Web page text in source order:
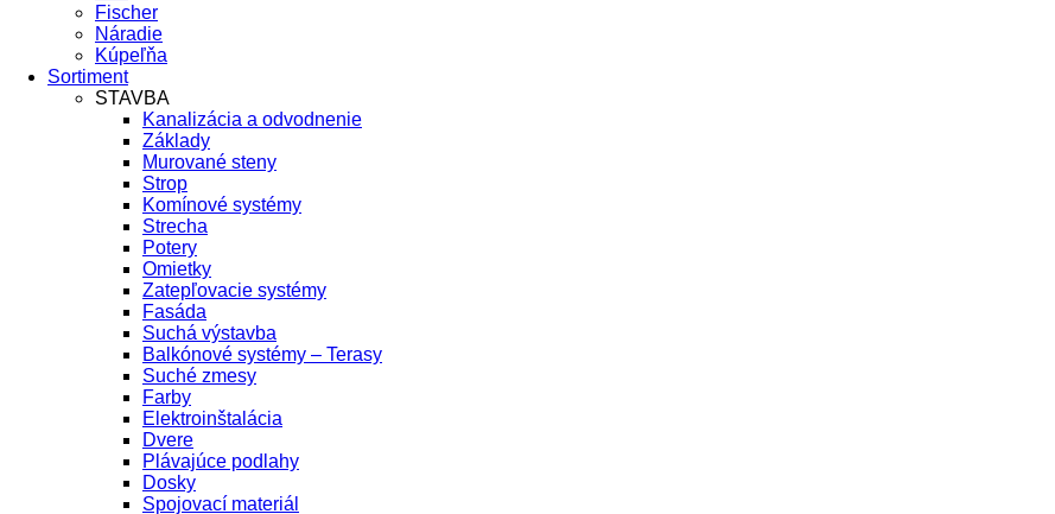
Fischer
Náradie
Kúpeľňa
Sortiment
STAVBA
Kanalizácia a odvodnenie
Základy
Murované steny
Strop
Komínové systémy
Strecha
Potery
Omietky
Zatepľovacie systémy
Fasáda
Suchá výstavba
Balkónové systémy – Terasy
Suché zmesy
Farby
Elektroinštalácia
Dvere
Plávajúce podlahy
Dosky
Spojovací materiál